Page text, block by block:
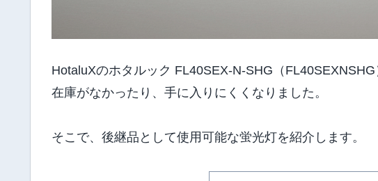
HotaluXのホタルック FL40SEX-N-SHG（
在庫がなかったり、手に入りにくくなりました。
そこで、後継品として使用可能な蛍光灯を紹介します。